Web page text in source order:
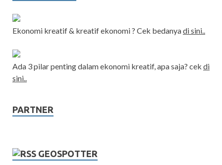
Ekonomi kreatif & kreatif ekonomi ? Cek bedanyadi sini..
Ada 3 pilar penting dalam ekonomi kreatif, apa saja? cek di
sini..
PARTNER
GEOSPOTTER